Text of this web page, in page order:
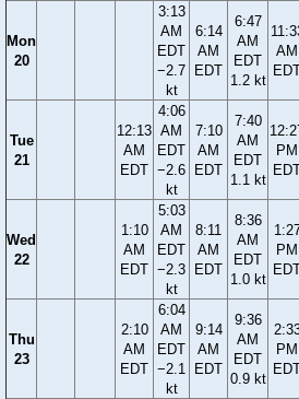
Mon
20
3:13
AM
EDT
−2.7
kt
6:14
AM
EDT
6:47
AM
EDT
1.2 kt
AM
Tue
21
12:13
AM
EDT
4:06
AM
EDT
−2.6
kt
7:10
AM
EDT
7:40
AM
EDT
1.1 kt
PM
Wed
22
1:10
AM
EDT
5:03
AM
EDT
−2.3
kt
8:11
AM
EDT
8:36
AM
EDT
1.0 kt
PM
Thu
23
2:10
AM
EDT
6:04
AM
EDT
−2.1
kt
9:14
AM
EDT
9:36
AM
EDT
0.9 kt
PM